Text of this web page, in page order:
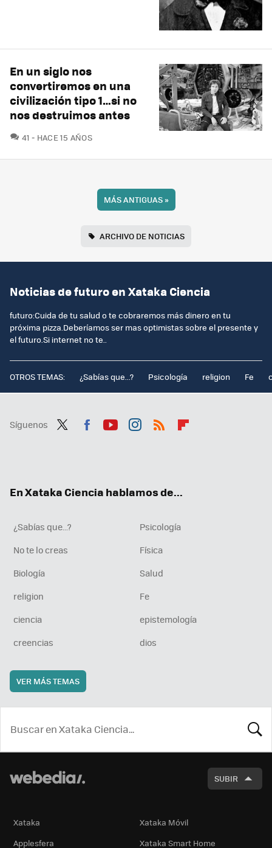
En un siglo nos
convertiremos en una
civilización tipo 1…si no
nos destruimos antes
41 COMENTARIOS
HACE 15 AÑOS
MÁS ANTIGUAS»
ARCHIVO DE NOTICIAS
Noticias de futuro en Xataka Ciencia
futuro:Cuida de tu salud o te cobraremos más dinero en tu
próxima pizza.Deberíamos ser mas optimistas sobre el presente y
el futuro.Si internet no te..
OTROS TEMAS: ¿Sabías que...? Psicología religion Fe
Síguenos
En Xataka Ciencia hablamos de...
¿Sabías que...?
Psicología
No te lo creas
Física
Biología
Salud
religion
Fe
ciencia
epistemología
creencias
dios
VER MÁS TEMAS
SUBIR
Xataka
Xataka Móvil
Applesfera
Xataka Smart Home